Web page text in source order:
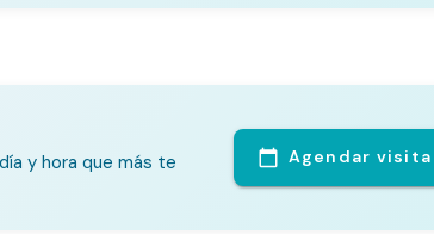
y hora que más te
calendar_today Agendar visita